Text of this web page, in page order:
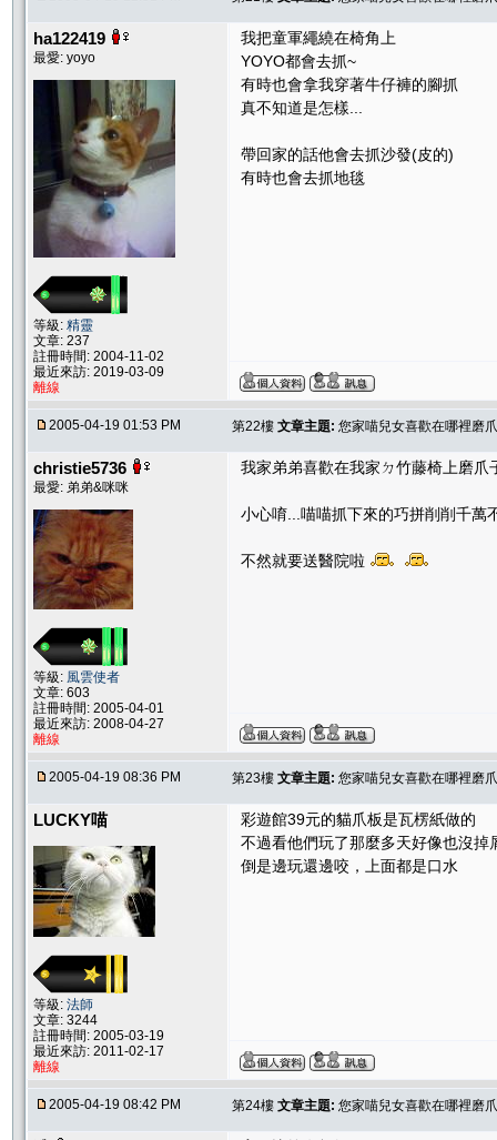
ha122419
最愛: yoyo
等級: 精靈
文章: 237
註冊時間: 2004-11-02
最近來訪: 2019-03-09
離線
我把童軍繩繞在椅角上
YOYO都會去抓~
有時也會拿我穿著牛仔褲的腳抓
真不知道是怎樣...
帶回家的話他會去抓沙發(皮的)
有時也會去抓地毯
2005-04-19 01:53 PM 第22樓 文章主題: 您家喵兒女喜歡在哪裡磨
christie5736
最愛: 弟弟&咪咪
等級: 風雲使者
文章: 603
註冊時間: 2005-04-01
最近來訪: 2008-04-27
離線
我家弟弟喜歡在我家ㄉ竹藤椅上磨爪
小心唷...喵喵抓下來的巧拼削削千萬
不然就要送醫院啦
2005-04-19 08:36 PM 第23樓 文章主題: 您家喵兒女喜歡在哪裡磨
LUCKY喵
等級: 法師
文章: 3244
註冊時間: 2005-03-19
最近來訪: 2011-02-17
離線
彩遊館39元的貓爪板是瓦楞紙做的
不過看他們玩了那麼多天好像也沒掉
倒是邊玩還邊咬，上面都是口水
2005-04-19 08:42 PM 第24樓 文章主題: 您家喵兒女喜歡在哪裡磨